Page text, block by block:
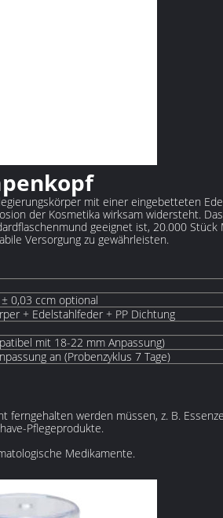
mit einer eingebetteten
der Kosmetika wirksam widersteht.
geeignet ist, 20.000
Versorgung zu gewährleisten.
0,03 ccm optional
+ Edelstahlfeder + PP Dichtung
mit 18-22 mm Anpassung)
an (Probenzyklus 7 Tage)
ferngehalten werden müssen, z. B.
Pflegeprodukte.
Medikamente.